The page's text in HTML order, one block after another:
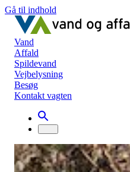
Gå til indhold
Vand
Affald
Spildevand
Vejbelysning
Besøg
Kontakt vagten
Nyheder
Udvidet
Svendborg fra den 3. maj